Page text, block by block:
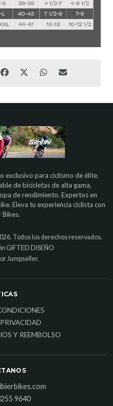
exclusivo para ciclismo de élite.
de bicicletas de alta gama,
de rendimiento. Expertos en
Eleva tu experiencia ciclista con
Bikes.
Todos los derechos reservados.
GIFTED DISEÑO
Jumpseller.
Y REEMBOLSO
9640